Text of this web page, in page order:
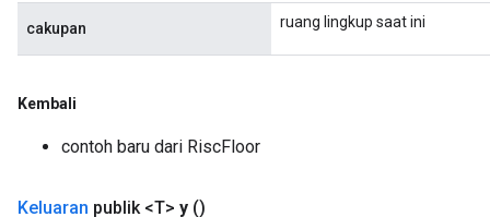
cakupan ruang lingkup saat ini
Kembali
contoh baru dari RiscFloor
Keluaran publik <T> y ()